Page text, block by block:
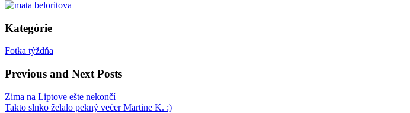
Kategórie
Fotka týždňa
Previous and Next Posts
Zima na Liptove ešte nekončí
Takto slnko želalo pekný večer Martine K. :)